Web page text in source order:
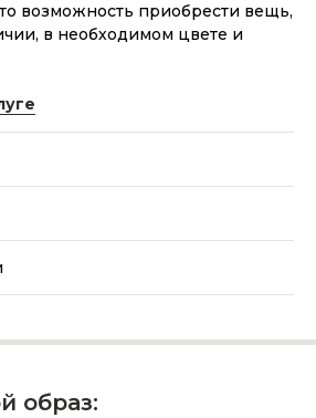
возможность приобрести вещь,
в необходимом цвете и
образ: